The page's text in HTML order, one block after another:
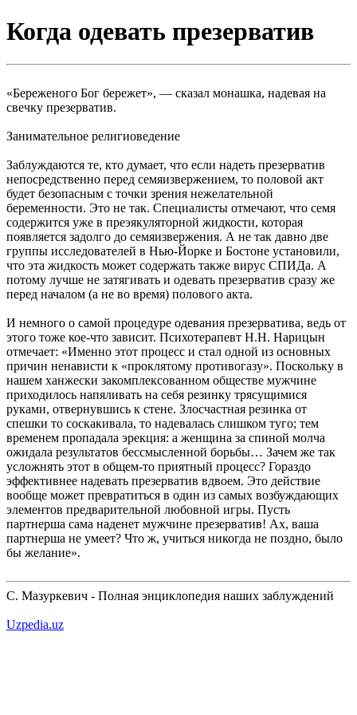
Когда одевать презерватив
«Береженого Бог бережет», — сказал монашка, надевая на
свечку презерватив.
Занимательное религиоведение
Заблуждаются те, кто думает, что если надеть презерватив
непосредственно перед семяизвержением, то половой акт
будет безопасным с точки зрения нежелательной
беременности. Это не так. Специалисты отмечают, что семя
содержится уже в преэякуляторной жидкости, которая
появляется задолго до семяизвержения. А не так давно две
группы исследователей в Нью-Йорке и Бостоне установили,
что эта жидкость может содержать также вирус СПИДа. А
потому лучше не затягивать и одевать презерватив сразу же
перед началом (а не во время) полового акта.
И немного о самой процедуре одевания презерватива, ведь от
этого тоже кое-что зависит. Психотерапевт Н.Н. Нарицын
отмечает: «Именно этот процесс и стал одной из основных
причин ненависти к «проклятому противогазу». Поскольку в
нашем ханжески закомплексованном обществе мужчине
приходилось напяливать на себя резинку трясущимися
руками, отвернувшись к стене. Злосчастная резинка от
спешки то соскакивала, то надевалась слишком туго; тем
временем пропадала эрекция: а женщина за спиной молча
ожидала результатов бессмысленной борьбы… Зачем же так
усложнять этот в общем-то приятный процесс? Гораздо
эффективнее надевать презерватив вдвоем. Это действие
вообще может превратиться в один из самых возбуждающих
элементов предварительной любовной игры. Пусть
партнерша сама наденет мужчине презерватив! Ах, ваша
партнерша не умеет? Что ж, учиться никогда не поздно, было
бы желание».
С. Мазуркевич - Полная энциклопедия наших заблуждений
Uzpedia.uz